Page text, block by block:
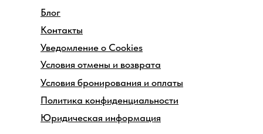
Блог
Контакты
Политика конфиденциальности
Юридическая информация
Условия бронирования и оплаты
Уведомление о Cookies
Условия отмены и возврата